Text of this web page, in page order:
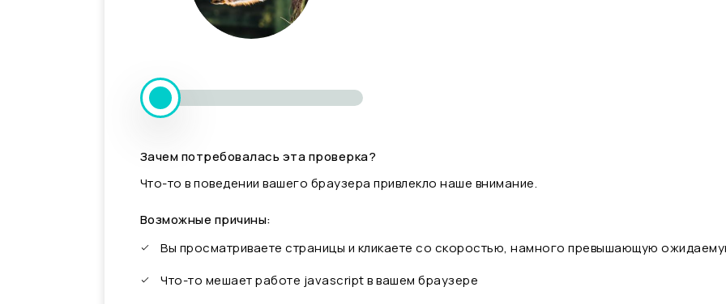
Зачем потребовалась эта проверка?
Что-то в поведении вашего браузера привлекло наше внимание.
Возможные причины:
Вы просматриваете страницы и кликаете со скоростью, намного превышающую
Что-то мешает работе javascript в вашем браузере